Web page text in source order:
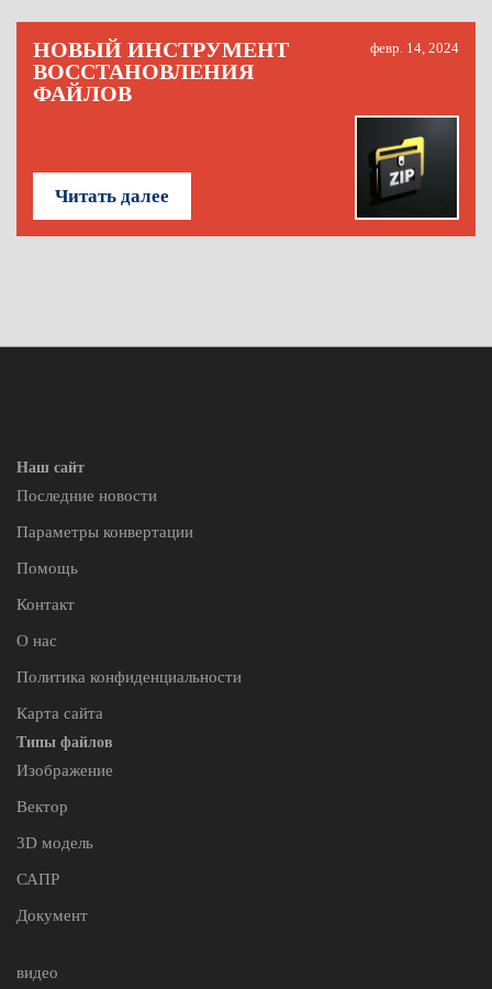
НОВЫЙ ИНСТРУМЕНТ
ВОССТАНОВЛЕНИЯ
ФАЙЛОВ
февр. 14, 2024
Читать далее
Наш сайт
Последние новости
Параметры конвертации
Помощь
Контакт
О нас
Политика конфиденциальности
Карта сайта
Типы файлов
Изображение
Вектор
3D модель
САПР
Документ
видео